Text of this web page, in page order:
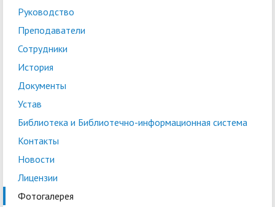
Руководство
Преподаватели
Сотрудники
История
Документы
Устав
Библиотека и Библиотечно-информационная система
Контакты
Новости
Лицензии
Фотогалерея